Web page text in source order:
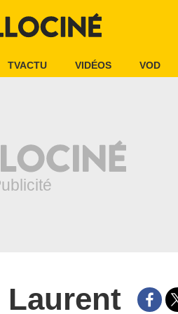
TVACTU VIDÉOS VOD
Laurent